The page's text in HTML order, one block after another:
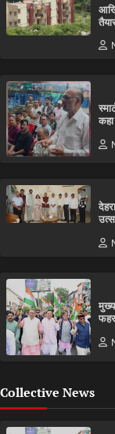
Collective News